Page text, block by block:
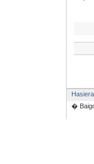
Hasiera
�